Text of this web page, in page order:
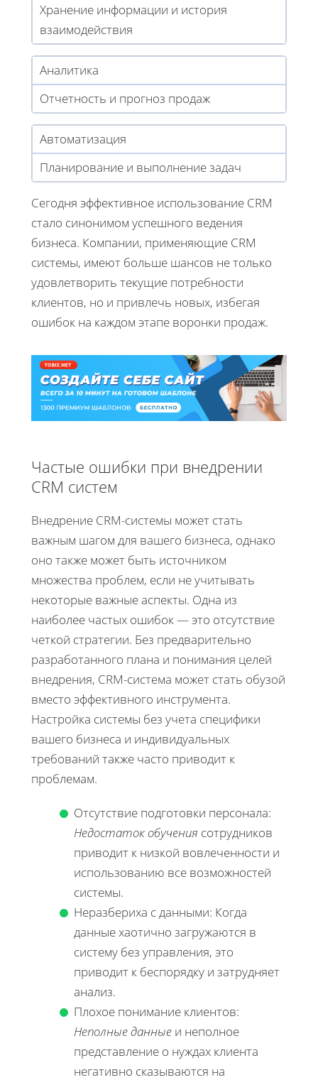
Хранение информации и история
взаимодействия
Аналитика
Отчетность и прогноз продаж
Автоматизация
Планирование и выполнение задач
Сегодня эффективное использование CRM
стало синонимом успешного ведения
бизнеса. Компании, применяющие CRM
системы, имеют больше шансов не только
удовлетворить текущие потребности
клиентов, но и привлечь новых, избегая
ошибок на каждом этапе воронки продаж.
Частые ошибки при внедрении
CRM систем
Внедрение CRM-системы может стать
важным шагом для вашего бизнеса, однако
оно также может быть источником
множества проблем, если не учитывать
некоторые важные аспекты. Одна из
наиболее частых ошибок — это отсутствие
четкой стратегии. Без предварительно
разработанного плана и понимания целей
внедрения, CRM-система может стать обузой
вместо эффективного инструмента.
Настройка системы без учета специфики
вашего бизнеса и индивидуальных
требований также часто приводит к
проблемам.
Отсутствие подготовки персонала:
Недостаток обучения сотрудников
приводит к низкой вовлеченности и
использованию все возможностей
системы.
Неразбериха с данными: Когда
данные хаотично загружаются в
систему без управления, это
приводит к беспорядку и затрудняет
анализ.
Плохое понимание клиентов:
Неполные данные и неполное
представление о нуждах клиента
негативно сказываются на